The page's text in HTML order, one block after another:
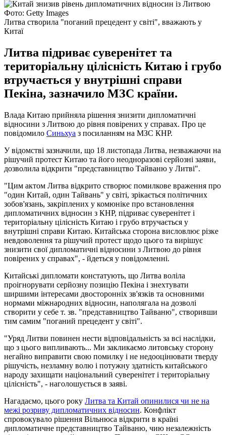
Фото: Getty Images
Литва створила "поганий прецедент у світі", вважають у
Китаї
Литва підриває суверенітет та
територіальну цілісність Китаю і грубо
втручається у внутрішні справи
Пекіна, зазначило МЗС країни.
Влада Китаю прийняла рішення знизити дипломатичні
відносини з Литвою до рівня повірених у справах. Про це
повідомило Синьхуа з посиланням на МЗС КНР.
У відомстві зазначили, що 18 листопада Литва, незважаючи на
рішучий протест Китаю та його неодноразові серйозні заяви,
дозволила відкрити "представництво Тайваню у Литві".
"Цим актом Литва відкрито створює помилкове враження про
"один Китай, один Тайвань" у світі, зрікається політичних
зобов'язань, закріплених у комюніке про встановлення
дипломатичних відносин з КНР, підриває суверенітет і
територіальну цілісність Китаю і грубо втручається у
внутрішні справи Китаю. Китайська сторона висловлює різке
невдоволення та рішучий протест щодо цього та вирішує
знизити свої дипломатичні відносини з Литвою до рівня
повірених у справах", - йдеться у повідомленні.
Китайські дипломати констатують, що Литва воліла
проігнорувати серйозну позицію Пекіна і знехтувати
ширшими інтересами двосторонніх зв'язків та основними
нормами міжнародних відносин, наполягала на дозволі
створити у себе т. зв. "представництво Тайваню", створивши
тим самим "поганий прецедент у світі".
"Уряд Литви повинен нести відповідальність за всі наслідки,
що з цього випливають... Ми закликаємо литовську сторону
негайно виправити свою помилку і не недооцінювати тверду
рішучість, незламну волю і потужну здатність китайського
народу захищати національний суверенітет і територіальну
цілісність", - наголошується в заяві.
Нагадаємо, цього року Литва та Китай опинилися чи не на
межі розриву дипломатичних відносин. Конфлікт
спровокувало рішення Вільнюса відкрити в країні
дипломатичне представництво Тайваню, чию незалежність